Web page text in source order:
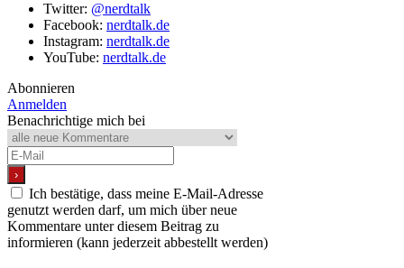
Twitter: @nerdtalk
Facebook: nerdtalk.de
Instagram: nerdtalk.de
YouTube: nerdtalk.de
Abonnieren
Anmelden
Benachrichtige mich bei
Ich bestätige, dass meine E-Mail-Adresse
genutzt werden darf, um mich über neue
Kommentare unter diesem Beitrag zu
informieren (kann jederzeit abbestellt werden)